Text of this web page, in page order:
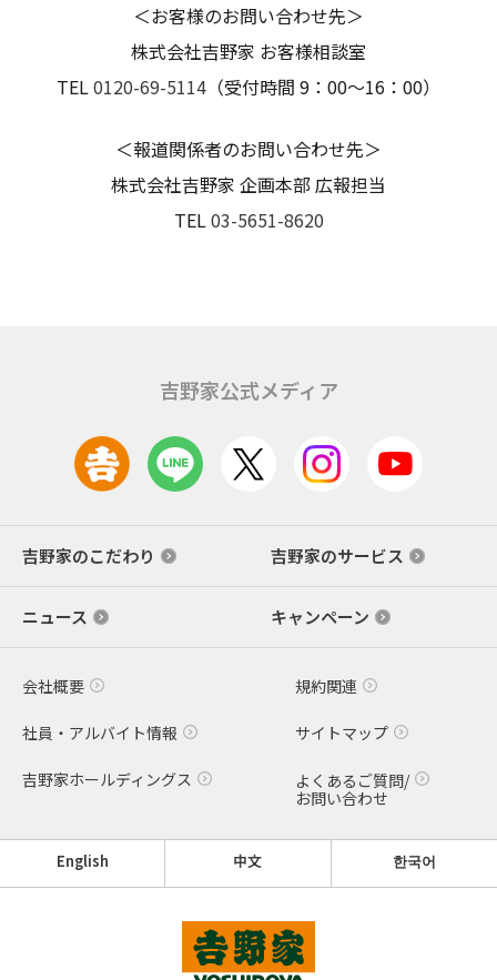
＜お客様のお問い合わせ先＞
株式会社吉野家 お客様相談室
TEL 0120-69-5114 （受付時間 9：00～16：00）
＜報道関係者のお問い合わせ先＞
株式会社吉野家 企画本部 広報担当
TEL 03-5651-8620
吉野家公式メディア
吉野家のこだわり 吉野家のサービス
ニュース キャンペーン
会社概要 規約関連
社員・アルバイト情報 サイトマップ
吉野家ホールディングス
よくあるご質問/
お問い合わせ
English 中文 한국어